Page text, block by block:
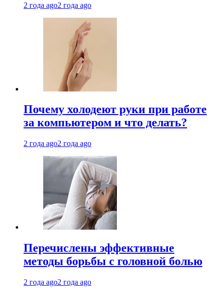
2 года ago2 года ago
Почему холодеют руки при работе
за компьютером и что делать?
2 года ago2 года ago
Перечислены эффективные
методы борьбы с головной болью
2 года ago2 года ago